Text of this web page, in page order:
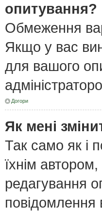
опитування?
Обмеження
Якщо у вас
для вашого
Догори
Як мені
Так само як і
їхнім
редагування
повідомлення